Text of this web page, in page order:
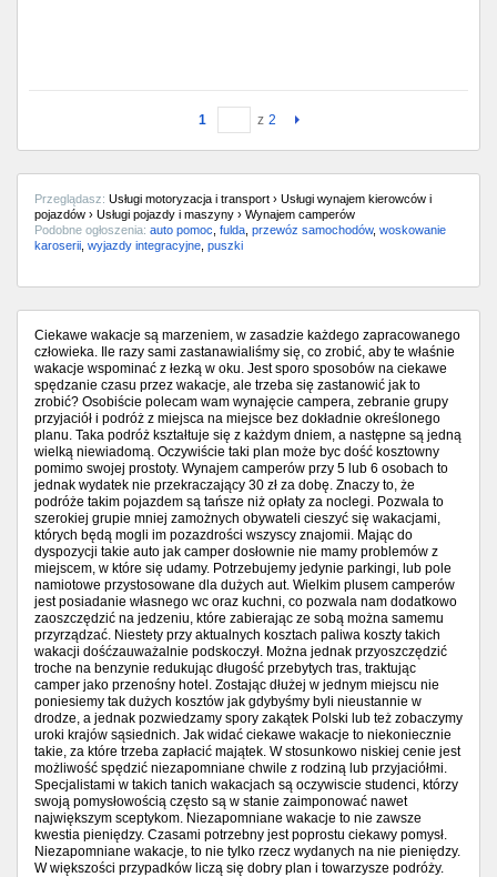
1 z 2
Przeglądasz: Usługi motoryzacja i transport › Usługi wynajem kierowców i
pojazdów › Usługi pojazdy i maszyny › Wynajem camperów
Podobne ogłoszenia: auto pomoc fulda przewóz samochodów, woskowanie
karoserii wyjazdy integracyjne puszki
Ciekawe wakacje są marzeniem, w zasadzie każdego zapracowanego
człowieka. Ile razy sami zastanawialiśmy się, co zrobić, aby te właśnie
wakacje wspominać z łezką w oku. Jest sporo sposobów na ciekawe
spędzanie czasu przez wakacje, ale trzeba się zastanowić jak to
zrobić? Osobiście polecam wam wynajęcie campera, zebranie grupy
przyjaciół i podróż z miejsca na miejsce bez dokładnie określonego
planu. Taka podróż kształtuje się z każdym dniem, a następne są jedną
wielką niewiadomą. Oczywiście taki plan może byc dość kosztowny
pomimo swojej prostoty. Wynajem camperów przy 5 lub 6 osobach to
jednak wydatek nie przekraczający 30 zł za dobę. Znaczy to, że
podróże takim pojazdem są tańsze niż opłaty za noclegi. Pozwala to
szerokiej grupie mniej zamożnych obywateli cieszyć się wakacjami,
których będą mogli im pozazdrości wszyscy znajomii. Mając do
dyspozycji takie auto jak camper dosłownie nie mamy problemów z
miejscem, w które się udamy. Potrzebujemy jedynie parkingi, lub pole
namiotowe przystosowane dla dużych aut. Wielkim plusem camperów
jest posiadanie własnego wc oraz kuchni, co pozwala nam dodatkowo
zaoszczędzić na jedzeniu, które zabierając ze sobą można samemu
przyrządzać. Niestety przy aktualnych kosztach paliwa koszty takich
wakacji dośćzauważalnie podskoczył. Można jednak przyoszczędzić
troche na benzynie redukując długość przebytych tras, traktując
camper jako przenośny hotel. Zostając dłużej w jednym miejscu nie
poniesiemy tak dużych kosztów jak gdybyśmy byli nieustannie w
drodze, a jednak pozwiedzamy spory zakątek Polski lub też zobaczymy
uroki krajów sąsiednich. Jak widać ciekawe wakacje to niekoniecznie
takie, za które trzeba zapłacić majątek. W stosunkowo niskiej cenie jest
możliwość spędzić niezapomniane chwile z rodziną lub przyjaciółmi.
Specjalistami w takich tanich wakacjach są oczywiscie studenci, którzy
swoją pomysłowością często są w stanie zaimponować nawet
największym sceptykom. Niezapomniane wakacje to nie zawsze
kwestia pieniędzy. Czasami potrzebny jest poprostu ciekawy pomysł.
Niezapomniane wakacje, to nie tylko rzecz wydanych na nie pieniędzy.
W większości przypadków liczą się dobry plan i towarzysze podróży.